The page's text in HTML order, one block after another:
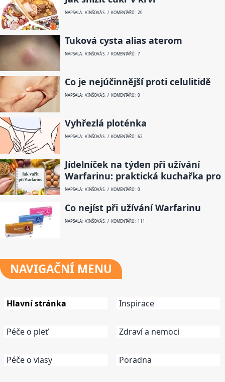
NAPSALA: VINŠOVÁ S. / KOMENTÁŘŮ: 20
Tuková cysta alias aterom
NAPSALA: VINŠOVÁ S. / KOMENTÁŘŮ: 7
Co je nejúčinnější proti celulitidě
NAPSALA: VINŠOVÁ S. / KOMENTÁŘŮ: 0
Vyhřezlá ploténka
NAPSALA: VINŠOVÁ S. / KOMENTÁŘŮ: 62
Jídelníček na týden při užívání
Warfarinu: praktická kuchařka pro
NAPSALA: VINŠOVÁ S. / KOMENTÁŘŮ: 0
Co nejíst při užívání Warfarinu
NAPSALA: VINŠOVÁ S. / KOMENTÁŘŮ: 111
NAVIGAČNÍ MENU
Hlavní stránka
Péče o pleť
Péče o vlasy
Inspirace
Zdraví a nemoci
Poradna